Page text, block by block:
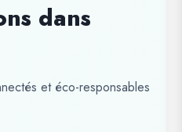
dans
et éco-responsables